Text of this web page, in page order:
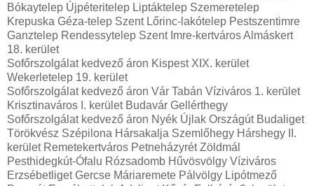
Bókaytelep Újpéteritelep Liptáktelep Szemeretelep
Krepuska Géza-telep Szent Lőrinc-lakótelep Pestszentimre
Ganztelep Rendessytelep Szent Imre-kertváros Almáskert
18. kerület
Sofőrszolgálat kedvező áron Kispest XIX. kerület
Wekerletelep 19. kerület
Sofőrszolgálat kedvező áron Vár Tabán Víziváros 1. kerület
Krisztinaváros I. kerület Budavár Gellérthegy
Sofőrszolgálat kedvező áron Nyék Újlak Országút Budaliget
Törökvész Szépilona Hársakalja Szemlőhegy Hárshegy II.
kerület Remetekertváros Petneházyrét Zöldmál
Pesthidegkút-Ófalu Rózsadomb Hűvösvölgy Víziváros
Erzsébetliget Gercse Máriaremete Pálvölgy Lipótmező